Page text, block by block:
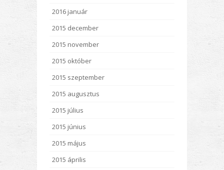
2016 január
2015 december
2015 november
2015 október
2015 szeptember
2015 augusztus
2015 július
2015 június
2015 május
2015 április